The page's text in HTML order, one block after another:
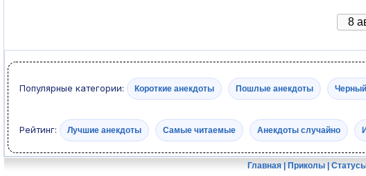
Популярные категории: Короткие анекдоты Пошлые анекдоты
Рейтинг: Лучшие анекдоты Самые читаемые Анекдоты случайно
Главная| Приколы|